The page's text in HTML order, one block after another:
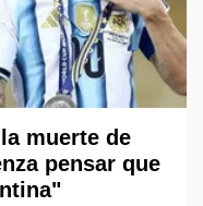
muerte de
pensar que